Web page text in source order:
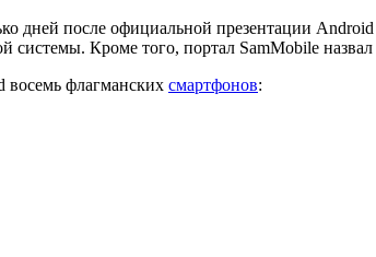
дней после официальной презентации
системы. Кроме того, портал SamMobile назвал
восемь флагманских смартфонов: